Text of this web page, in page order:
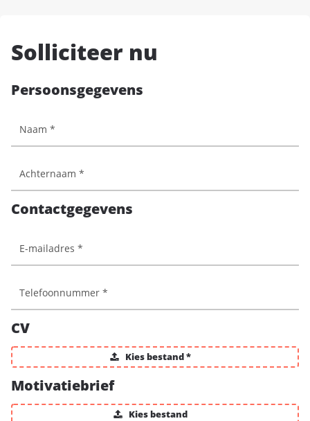
Solliciteer nu
Persoonsgegevens
Contactgegevens
CV
Kies bestand *
Motivatiebrief
Kies bestand